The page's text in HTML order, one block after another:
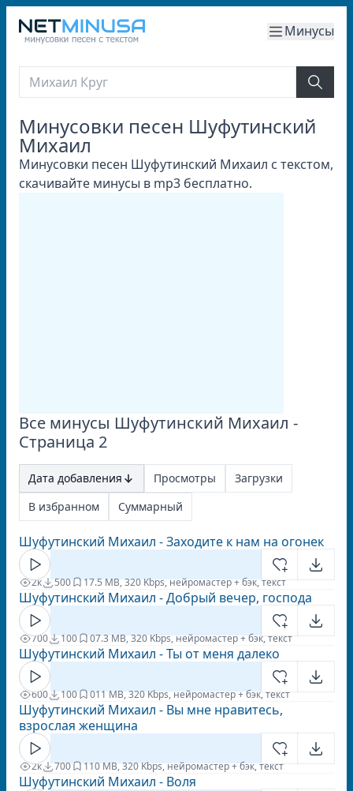
Минусы
Минусовки песен Шуфутинский
Михаил
Минусовки песен Шуфутинский Михаил с текстом,
скачивайте минусы в mp3 бесплатно.
Все минусы Шуфутинский Михаил -
Страница 2
Дата добавления Просмотры
Загрузки
В избранном
Суммарный
Шуфутинский Михаил - Заходите к нам на огонек
2к 500 17.5 MB, 320 Kbps, нейромастер + бэк, текст
Шуфутинский Михаил - Добрый вечер, господа
700 100 07.3 MB, 320 Kbps, нейромастер + бэк, текст
Шуфутинский Михаил - Ты от меня далеко
600 100 011 MB, 320 Kbps, нейромастер + бэк, текст
Шуфутинский Михаил - Вы мне нравитесь,
взрослая женщина
2к 700 110 MB, 320 Kbps, нейромастер + бэк, текст
Шуфутинский Михаил - Воля